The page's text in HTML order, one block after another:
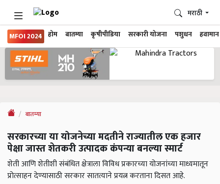
MFOI 2024 होम बातम्या कृषीपीडिया सरकारी योजना पशुधन हवामान
मराठी
बातम्या
सरकारच्या या योजनेच्या मदतीने राज्यातील एक हजार
पेक्षा जास्त शेतकरी उत्पादक कंपन्या बनल्या स्मार्ट
शेती आणि शेतीशी संबंधित क्षेत्राला विविध प्रकारच्या योजनांच्या माध्यमातून
प्रोत्साहन देण्यासाठी सरकार सातत्याने प्रयत्न करताना दिसत आहे.